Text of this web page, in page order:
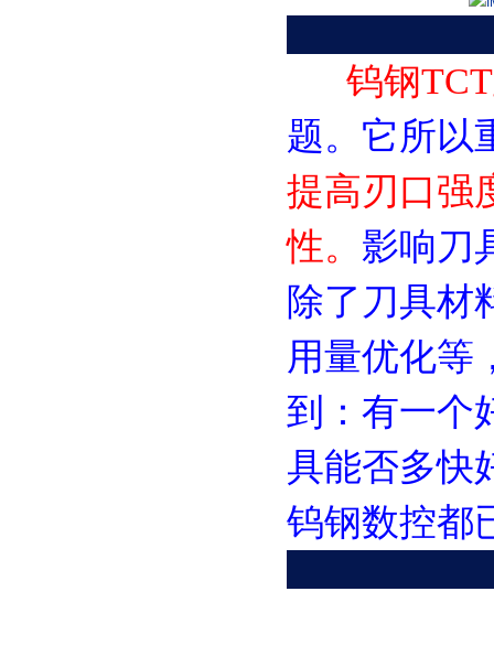
钨钢TCT
题。它所以
提高刃口强
性。 影响刀
除了刀具材
用量优化等
到：有一个
具能否多快
钨钢数控都